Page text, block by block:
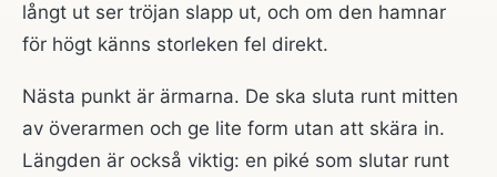
långt ut ser tröjan slapp ut, och om den hamnar
för högt känns storleken fel direkt.
Nästa punkt är ärmarna. De ska sluta runt mitten
av överarmen och ge lite form utan att skära in.
Längden är också viktig: en piké som slutar runt